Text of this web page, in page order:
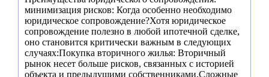
минимизация рисков: Когда особенно необходимо
юридическое сопровождение?Хотя юридическое
сопровождение полезно в любой ипотечной сделке,
оно становится критически важным в следующих
случаях:Покупка вторичного жилья: Вторичный
рынок несет больше рисков, связанных с историей
объекта и предыдущими собственниками.Сложные